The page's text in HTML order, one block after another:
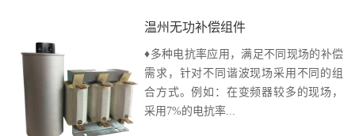
温州无功补偿组件
♦多种电抗率应用，满足不同现场的补偿
需求，针对不同谐波现场采用不同的组
合方式。例如：在变频器较多的现场，
采用7%的电抗率...